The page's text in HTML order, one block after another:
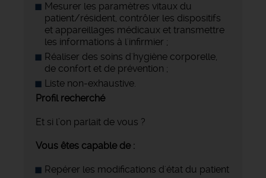
Mesurer les paramètres vitaux du
patient/résident, contrôler les dispositifs
et appareillages médicaux et transmettre
les informations à l'infirmier ;
Réaliser des soins d'hygiène corporelle,
de confort et de prévention ;
Liste non-exhaustive.
Profil recherché
Et si l’on parlait de vous ?
Vous êtes capable de :
Repérer les modifications d'état du patient